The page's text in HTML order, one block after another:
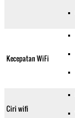
Kecepatan WiFi
Ciri wifi